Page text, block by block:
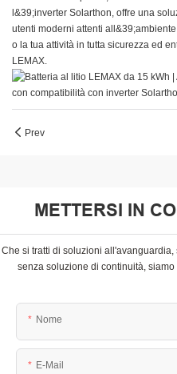
l&39;inverter Solarthon, offre una
utenti moderni attenti
o la tua attività in tutta sicurezza ed
LEMAX.
Prev
METTERSI IN
Che si tratti di soluzioni
senza soluzione di continuità,
Nome
E-Mail